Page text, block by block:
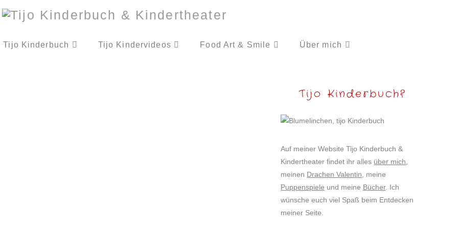
Tijo Kinderbuch Tijo Kindervideos Food Art & Smile Über mich
Tijo Kinderbuch?
Auf meiner Website Tijo Kinderbuch &
Kindertheater findet ihr alles über mich
meinen Drachen Valentin , meine
Puppenspiele und meine Bücher. Ich
wünsche euch viel Spaß beim Entdecken
meiner Seite.